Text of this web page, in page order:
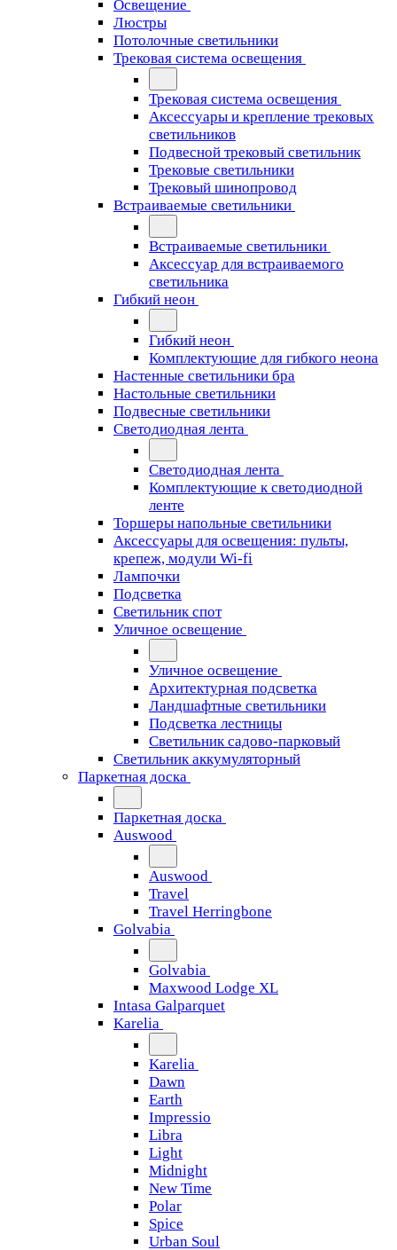
Освещение
Люстры
Потолочные светильники
Трековая система освещения
Трековая система освещения
Аксессуары и крепление трековых
светильников
Подвесной трековый светильник
Трековые светильники
Трековый шинопровод
Встраиваемые светильники
Встраиваемые светильники
Аксессуар для встраиваемого
светильника
Гибкий неон
Гибкий неон
Комплектующие для гибкого неона
Настенные светильники бра
Настольные светильники
Подвесные светильники
Светодиодная лента
Светодиодная лента
Комплектующие к светодиодной
ленте
Торшеры напольные светильники
Аксессуары для освещения: пульты,
крепеж, модули Wi-fi
Лампочки
Подсветка
Светильник спот
Уличное освещение
Уличное освещение
Архитектурная подсветка
Ландшафтные светильники
Подсветка лестницы
Светильник садово-парковый
Светильник аккумуляторный
Паркетная доска
Паркетная доска
Auswood
Auswood
Travel
Travel Herringbone
Golvabia
Golvabia
Maxwood Lodge XL
Intasa Galparquet
Karelia
Karelia
Dawn
Earth
Impressio
Libra
Light
Midnight
New Time
Polar
Spice
Urban Soul